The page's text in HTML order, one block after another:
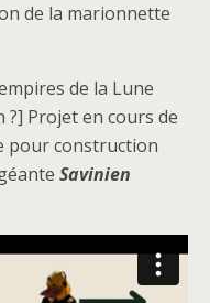
de la marionnette
de la Lune
?] Projet en cours de
pour construction
Savinien